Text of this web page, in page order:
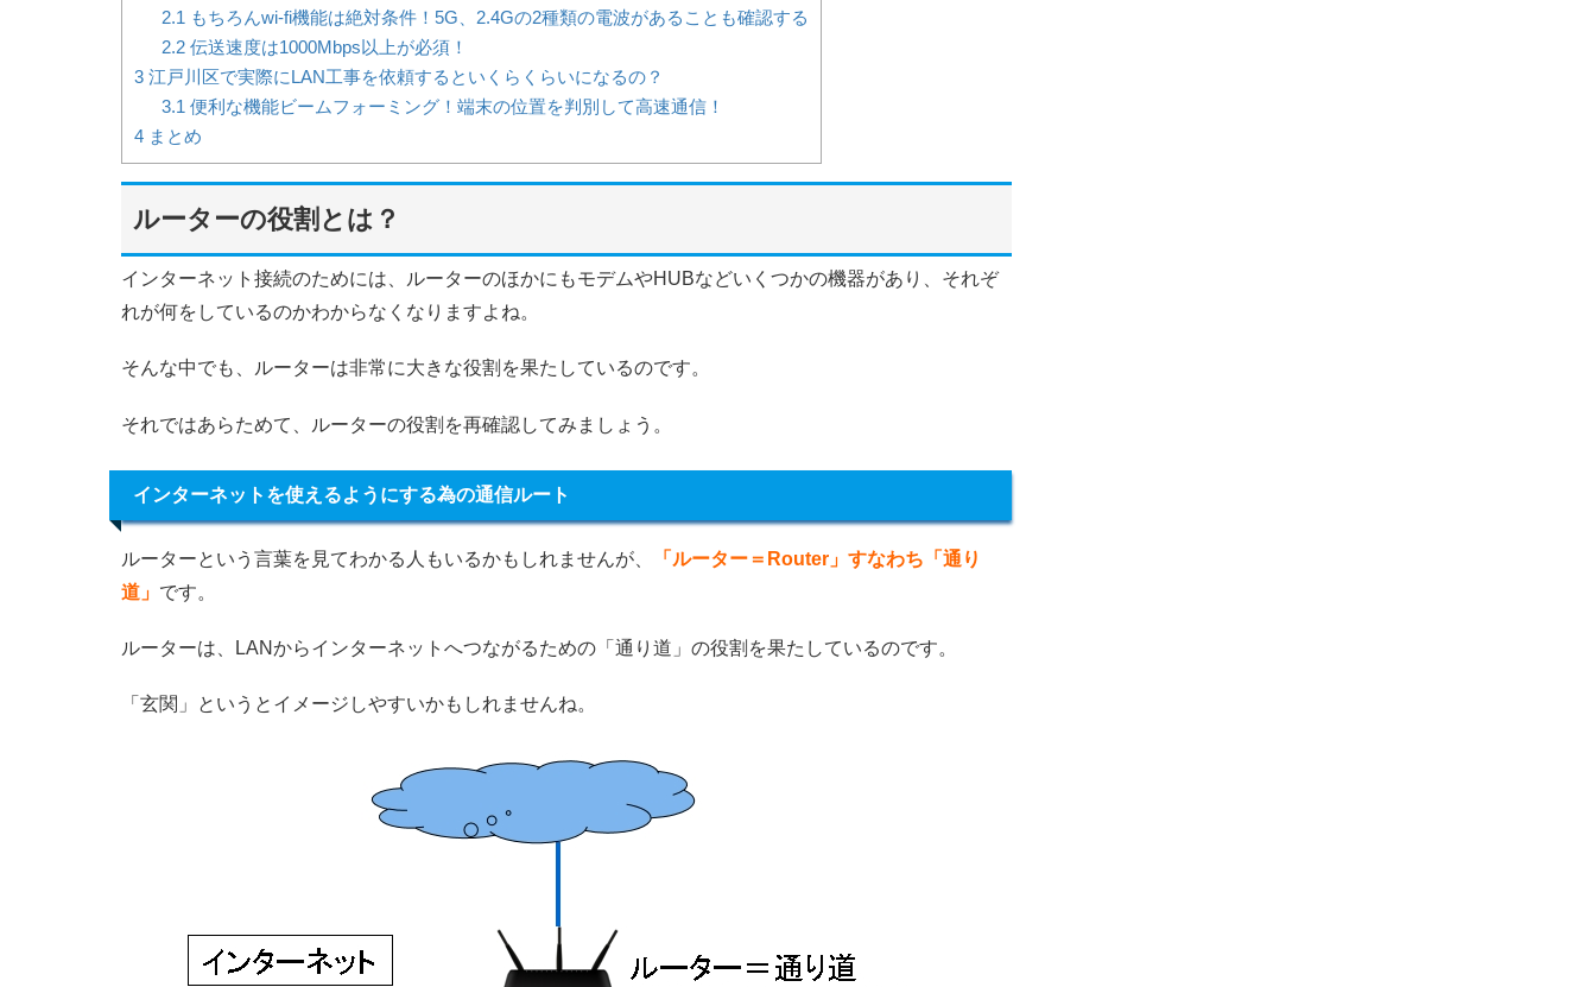
2.1 もちろんwi-fi機能は絶対条件！5G、2.4Gの2種類の電波があることも確認する
2.2伝送速度は1000Mbps以上が必須！
3 江戸川区で実際にLAN工事を依頼するといくらくらいになるの？
3.1 便利な機能ビームフォーミング！端末の位置を判別して高速通信！
4 まとめ
ルーターの役割とは？
インターネット接続のためには、ルーターのほかにもモデムやHUBなどいくつかの機器があり、それぞ
れが何をしているのかわからなくなりますよね。
そんな中でも、ルーターは非常に大きな役割を果たしているのです。
それではあらためて、ルーターの役割を再確認してみましょう。
インターネットを使えるようにする為の通信ルート
ルーターという言葉を見てわかる人もいるかもしれませんが、
「ルーター＝Router」すなわち「通り
道」 です。
ルーターは、LANからインターネットへつながるための「通り道」の役割を果たしているのです。
「玄関」というとイメージしやすいかもしれませんね。